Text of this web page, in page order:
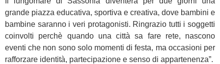
grande piazza educativa, sportiva e creativa, dove bambini e
bambine saranno i veri protagonisti. Ringrazio tutti i soggetti
coinvolti perchè quando una città sa fare rete, nascono
eventi che non sono solo momenti di festa, ma occasioni per
rafforzare identità, partecipazione e senso di appartenenza”.